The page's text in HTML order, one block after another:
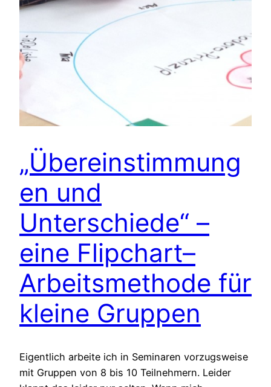
„Übereinstimmung
en und
Unterschiede“ –
eine Flipchart–
Arbeitsmethode für
kleine Gruppen
Eigentlich arbeite ich in Seminaren vorzugsweise
mit Gruppen von 8 bis 10 Teilnehmern. Leider